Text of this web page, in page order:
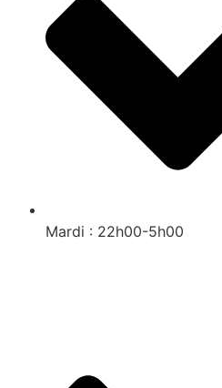
Mardi : 22h00-5h00